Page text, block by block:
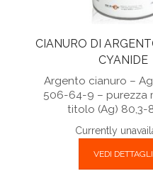
CIANURO DI
CYANIDE
Argento cianuro –
506-64-9 – purezza
titolo (Ag) 80,3-
Currently
VEDI DETTAGLI